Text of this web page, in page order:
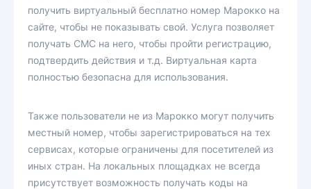
получить виртуальный бесплатно номер Марокко на
сайте, чтобы не показывать свой. Услуга позволяет
получать СМС на него, чтобы пройти регистрацию,
подтвердить действия и т.д. Виртуальная карта
полностью безопасна для использования.
Также пользователи не из Марокко могут получить
местный номер, чтобы зарегистрироваться на тех
сервисах, которые ограничены для посетителей из
иных стран. На локальных площадках не всегда
присутствует возможность получать коды на